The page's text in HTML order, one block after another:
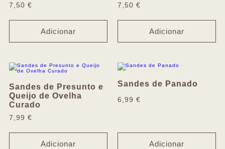
7,50 €
Adicionar
7,50 €
Adicionar
Sandes de Presunto e
Queijo de Ovelha
Curado
7,99 €
Adicionar
Sandes de Panado
6,99 €
Adicionar